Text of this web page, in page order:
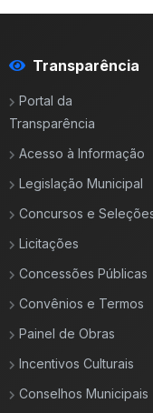
Transparência
Portal da
Transparência
Acesso à Informação
Legislação Municipal
Concursos e
Licitações
Concessões Públicas
Convênios e Termos
Painel de Obras
Incentivos Culturais
Conselhos Municipais